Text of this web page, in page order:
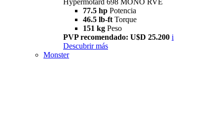
77.5 hp Potencia
46.5 lb-ft Torque
151 kg Peso
PVP recomendado: U$D 25.200 i
Descubrir más
Monster